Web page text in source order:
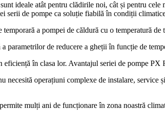
ideale atât pentru clădirile noi, cât și pentru
serii de pompe ca soluție fiabilă în condiții
a pompei de căldură cu o temperatură de
parametrilor de reducere a gheții în funcție de
în clasa lor. Avantajul seriei de pompe
necesită operațiuni complexe de instalare,
mulți ani de funcționare în zona noastră